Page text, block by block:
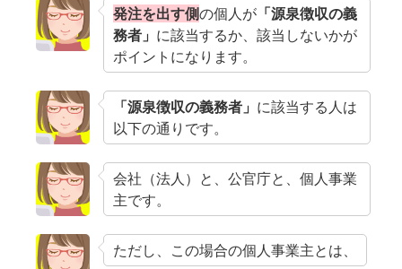
発注を出す側の個人が 「源泉徴収の義
務者」 に該当するか、該当しないかが
ポイントになります。
「源泉徴収の義務者」 に該当する人は
以下の通りです。
会社（法人）と、公官庁と、個人事業
主です。
ただし、この場合の個人事業主とは、